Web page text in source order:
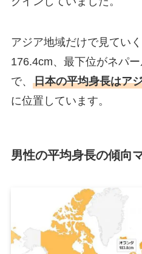
アジア地域だけで見てい
176.4cm、最下位がネパ
で、 日本の平均身長はア
に位置しています。
男性の平均身長の傾向